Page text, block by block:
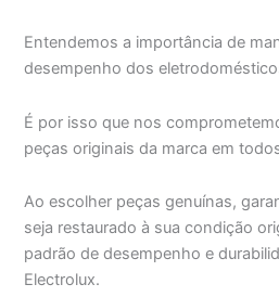
Entendemos a importância de
desempenho dos
É por isso que nos
peças originais da marca em
Ao escolher peças genuínas,
seja restaurado à sua condição
padrão de desempenho e
Electrolux.